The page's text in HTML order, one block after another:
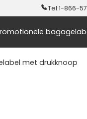
Tel:1-866-
met drukknoop